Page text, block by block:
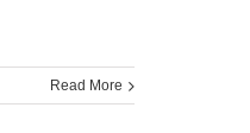
Read More